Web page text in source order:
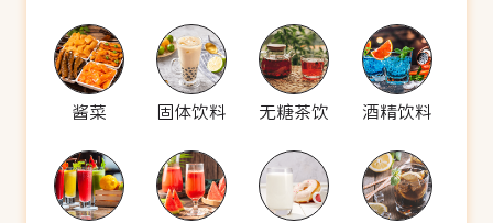
酱菜 固体饮料 无糖茶饮 酒精饮料